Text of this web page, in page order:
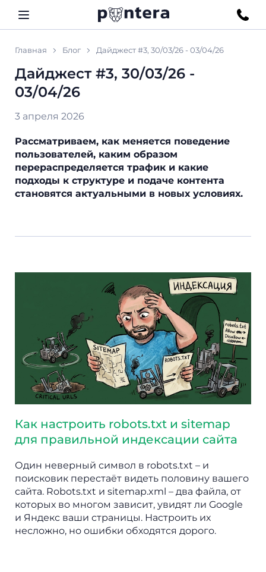
Главная Блог Дайджест #3, 30/03/26 - 03/04/26
Дайджест #3, 30/03/26 -
03/04/26
3 апреля 2026
Рассматриваем, как меняется поведение
пользователей, каким образом
перераспределяется трафик и какие
подходы к структуре и подаче контента
становятся актуальными в новых условиях.
Как настроить robots.txt и sitemap
для правильной индексации сайта
Один неверный символ в robots.txt – и
поисковик перестаёт видеть половину вашего
сайта. Robots.txt и sitemap.xml – два файла, от
которых во многом зависит, увидят ли Google
и Яндекс ваши страницы. Настроить их
несложно, но ошибки обходятся дорого.